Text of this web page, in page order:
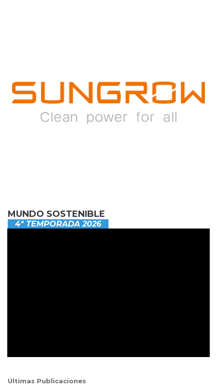
MUNDO SOSTENIBLE
4ª TEMPORADA 2026
Últimas Publicaciones